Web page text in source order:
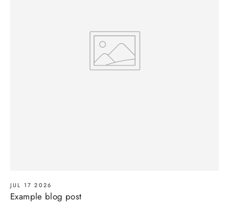
JUL 17 2026
Example blog post